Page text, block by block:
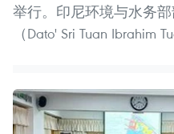
举行。印尼环境与水务部
（Dato' Sri Tuan Ibrahim